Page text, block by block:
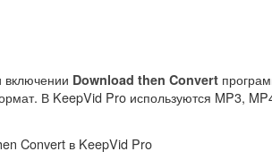
включении Download then Convert
В KeepVid Pro используются MP3,